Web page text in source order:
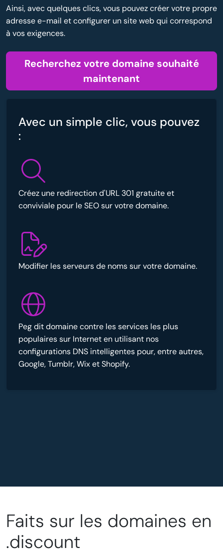
Ainsi, avec quelques clics, vous pouvez créer votre propre
adresse e-mail et configurer un site web qui correspond
à vos exigences.
Recherchez votre domaine souhaité
maintenant
Avec un simple clic, vous pouvez
:
Créez une redirection d'URL 301 gratuite et
conviviale pour le SEO sur votre domaine.
Modifier les serveurs de noms sur votre domaine.
Peg dit domaine contre les services les plus
populaires sur Internet en utilisant nos
configurations DNS intelligentes pour, entre autres,
Google, Tumblr, Wix et Shopify.
Faits sur les domaines en
.discount